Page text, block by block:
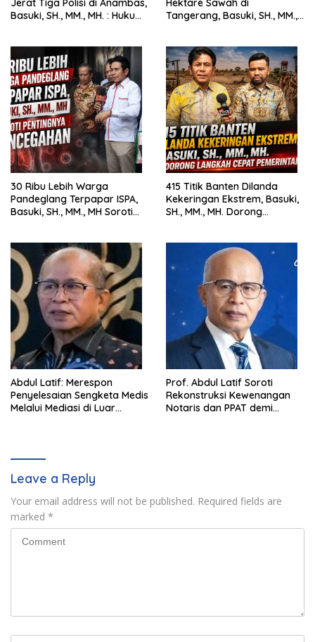
Jerat Tiga Polisi di Anambas,
Basuki, SH., MM., MH. : Hukum
Hektare Sawah di
Tangerang, Basuki, SH., MM.,
30 Ribu Lebih Warga
Pandeglang Terpapar ISPA,
Basuki, SH., MM., MH Soroti
415 Titik Banten Dilanda
Kekeringan Ekstrem, Basuki,
SH., MM., MH. Dorong
Abdul Latif: Merespon
Penyelesaian Sengketa Medis
Melalui Mediasi di Luar
Prof. Abdul Latif Soroti
Rekonstruksi Kewenangan
Notaris dan PPAT demi
Leave a Reply
Your email address will not be published. Required fields are
marked *